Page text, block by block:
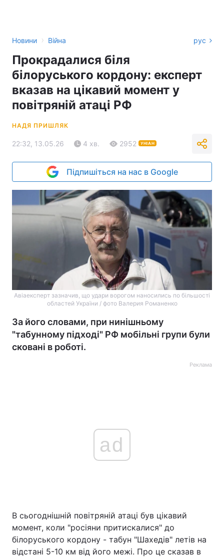
Новини › Війна рус
Прокрадалися біля
білоруського кордону: експерт
вказав на цікавий момент у
повітряній атаці РФ
НАДЯ ПРИШЛЯК
22:32, 13.05.26 4 хв. 2952 УНІАН
Підпишіться на нас в Google
Авіаексперт зазначив, що удари ворогом наносились по більшості
областей України / фото Валерия Романенко
За його словами, при нинішньому
"табунному підході" РФ мобільні групи були
сковані в роботі.
Реклама
ad
В сьогоднішній повітряній атаці був цікавий
момент, коли "росіяни притискалися" до
білоруського кордону - табун "Шахедів" летів на
відстані 5-10 км від його межі. Про це сказав в